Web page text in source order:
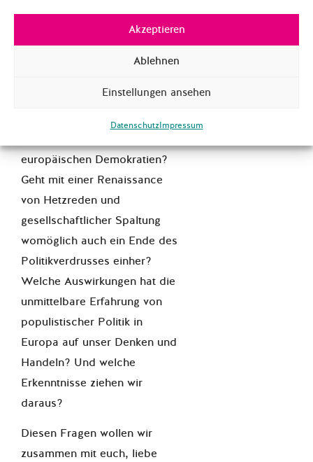
Akzeptieren
Ablehnen
Einstellungen ansehen
DatenschutzImpressum
hlen in Frankreich. Die
Menschen interessieren sich
offenbar sehr wohl für Politik,
tauschen sich aus. Erleben wir
also das Ende oder die
europäischen Demokratien?
Geht mit einer Renaissance
von Hetzreden und
gesellschaftlicher Spaltung
womöglich auch ein Ende des
Politikverdrusses einher?
Welche Auswirkungen hat die
unmittelbare Erfahrung von
populistischer Politik in
Europa auf unser Denken und
Handeln? Und welche
Erkenntnisse ziehen wir
daraus?
Diesen Fragen wollen wir
zusammen mit euch, liebe